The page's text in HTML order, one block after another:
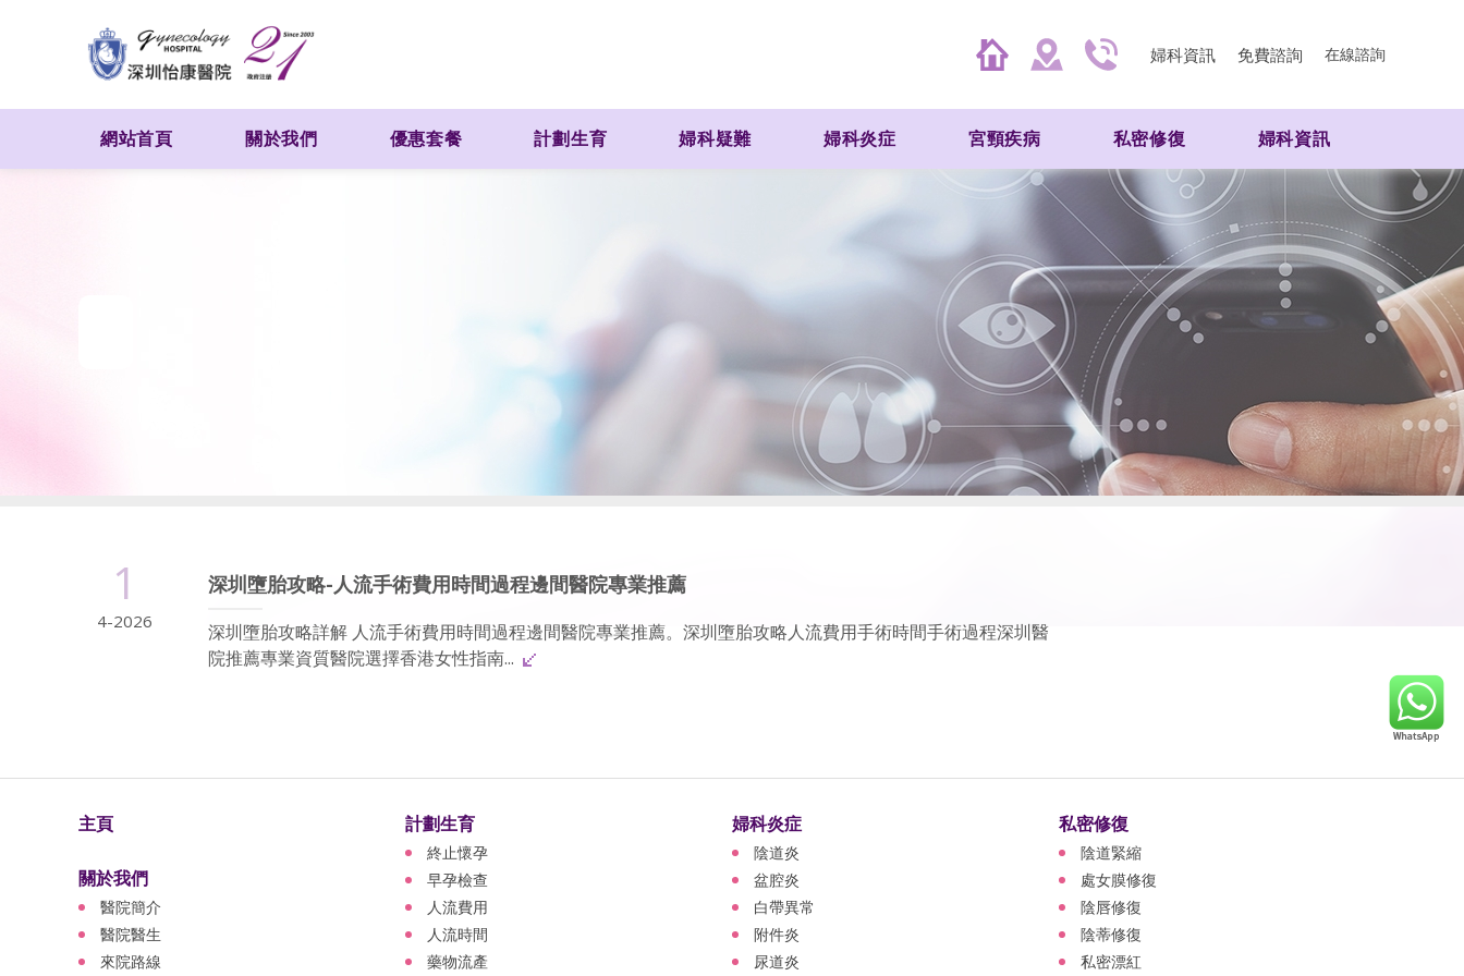
婦科資訊 免費諮詢 在線諮詢
網站首頁 關於我們 優惠套餐 計劃生育 婦科疑難 婦科炎症 宮頸疾病 私密修復 婦科資訊
1
4-2026
深圳墮胎攻略-人流手術費用時間過程邊間醫院專業推薦
深圳墮胎攻略詳解 人流手術費用時間過程邊間醫院專業推薦。深圳墮胎攻略人流費用手術時間手術過程深圳醫
院推薦專業資質醫院選擇香港女性指南...
主頁
關於我們
醫院簡介
醫院醫生
來院路線
計劃生育
終止懷孕
早孕檢查
人流費用
人流時間
藥物流產
婦科炎症
陰道炎
盆腔炎
白帶異常
附件炎
尿道炎
私密修復
陰道緊縮
處女膜修復
陰唇修復
陰蒂修復
私密漂紅